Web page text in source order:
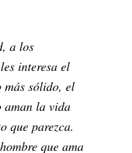
a los
interesa el
más sólido, el
aman la vida
que parezca.
que ama